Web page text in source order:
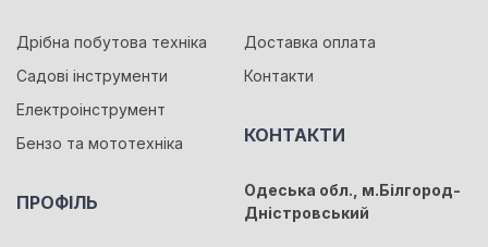
Дрібна побутова техніка
Садові інструменти
Електроінструмент
Бензо та мототехніка
ПРОФІЛЬ
Доставка оплата
Контакти
КОНТАКТИ
Одеська обл., м.Білгород-
Дністровський